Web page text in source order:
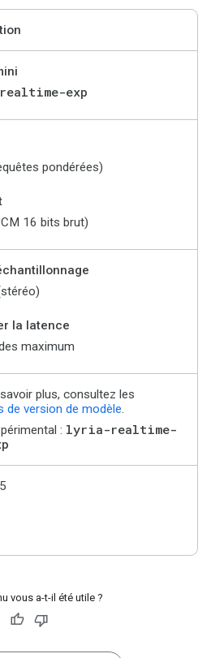
exp
pondérées)
16 bits brut)
la latence
maximum
plus, consultez les
de version de modèle.
: lyria-realtime-
vous a-t-il été utile ?